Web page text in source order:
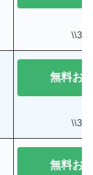
\\31
無料お
\\30
無料お